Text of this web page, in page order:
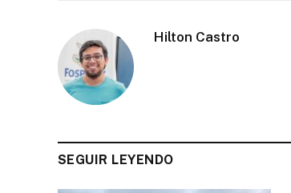
Hilton Castro
SEGUIR LEYENDO